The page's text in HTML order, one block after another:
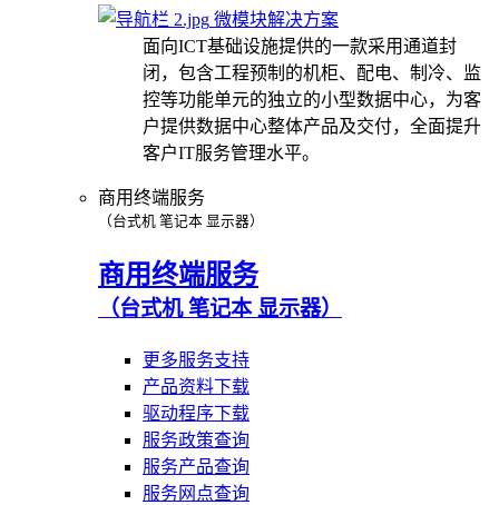
微模块解决方案
面向ICT基础设施提供的一款采用通道封
闭，包含工程预制的机柜、配电、制冷、监
控等功能单元的独立的小型数据中心，为客
户提供数据中心整体产品及交付，全面提升
客户IT服务管理水平。
商用终端服务
（台式机 笔记本 显示器）
商用终端服务
（台式机 笔记本 显示器）
更多服务支持
产品资料下载
驱动程序下载
服务政策查询
服务产品查询
服务网点查询